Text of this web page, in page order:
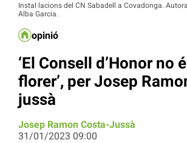
Instal·lacions del CN Sabadell a Covadonga.
Alba Garcia.
opinió
‘El Consell d’Honor no
florer’, per Josep
jussà
Josep Ramon Costa-Jussà
31/01/2023 09:00